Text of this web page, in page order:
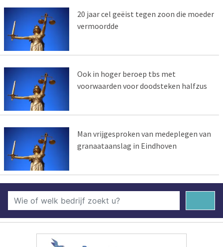
20 jaar cel geëist tegen zoon die moeder
vermoordde
Ook in hoger beroep tbs met
voorwaarden voor doodsteken halfzus
Man vrijgesproken van medeplegen van
granaataanslag in Eindhoven